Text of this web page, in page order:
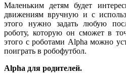
Маленьким детям будет
движениям вручную и с
этого нужно задать любую
роботу, которую он сможет в
этого с роботами Alpha можно
поиграть в робофутбол.
Alpha для родителей.